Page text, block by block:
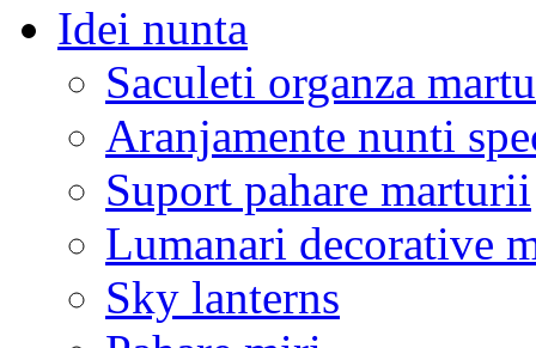
Idei nunta
Saculeti organza
Aranjamente nunti
Suport pahare marturii
Lumanari decorative
Sky lanterns